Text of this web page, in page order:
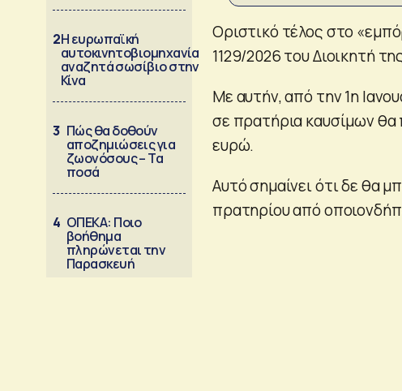
2Η ευρωπαϊκή
αυτοκινητοβιομηχανία
αναζητά σωσίβιο στην
Κίνα
3 Πώς θα δοθούν
αποζημιώσεις για
ζωονόσους – Τα
ποσά
4 ΟΠΕΚΑ: Ποιο
βοήθημα
πληρώνεται την
Παρασκευή
Οριστικό τέλος στο
1129/2026 του Διοικητή
Με αυτήν, από την 1η
σε πρατήρια καυσίμων θα
ευρώ.
Αυτό σημαίνει ότι δε θα
πρατηρίου από